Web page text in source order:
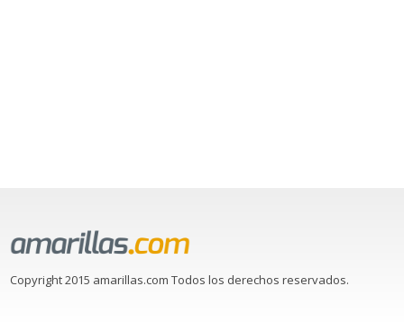
Copyright 2015 amarillas.com Todos los derechos reservados.